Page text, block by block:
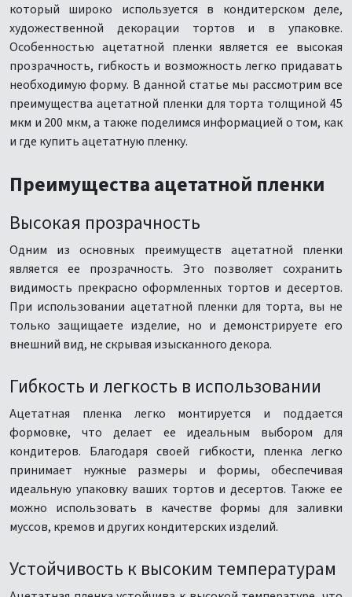
который широко используется в кондитерском деле,
художественной декорации тортов и в упаковке.
Особенностью ацетатной пленки является ее высокая
прозрачность, гибкость и возможность легко придавать
необходимую форму. В данной статье мы рассмотрим все
преимущества ацетатной пленки для торта толщиной 45
мкм и 200 мкм, а также поделимся информацией о том, как
и где купить ацетатную пленку.
Преимущества ацетатной пленки
Высокая прозрачность
Одним из основных преимуществ ацетатной пленки
является ее прозрачность. Это позволяет сохранить
видимость прекрасно оформленных тортов и десертов.
При использовании ацетатной пленки для торта, вы не
только защищаете изделие, но и демонстрируете его
внешний вид, не скрывая изысканного декора.
Гибкость и легкость в использовании
Ацетатная пленка легко монтируется и поддается
формовке, что делает ее идеальным выбором для
кондитеров. Благодаря своей гибкости, пленка легко
принимает нужные размеры и формы, обеспечивая
идеальную упаковку ваших тортов и десертов. Также ее
можно использовать в качестве формы для заливки
муссов, кремов и других кондитерских изделий.
Устойчивость к высоким температурам